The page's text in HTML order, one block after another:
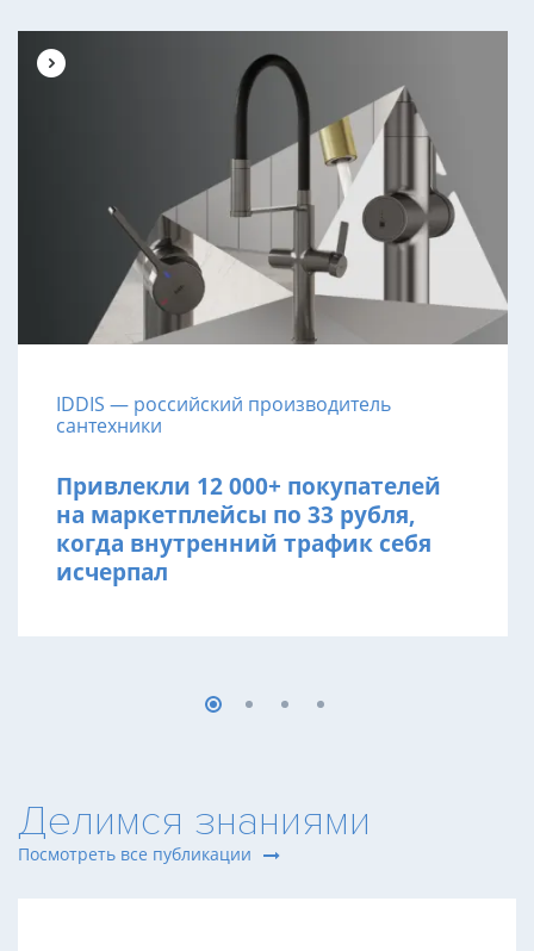
IDDIS — российский производитель
сантехники
Привлекли 12 000+ покупателей
на маркетплейсы по 33 рубля,
когда внутренний трафик себя
исчерпал
Делимся знаниями
Посмотреть все публикации